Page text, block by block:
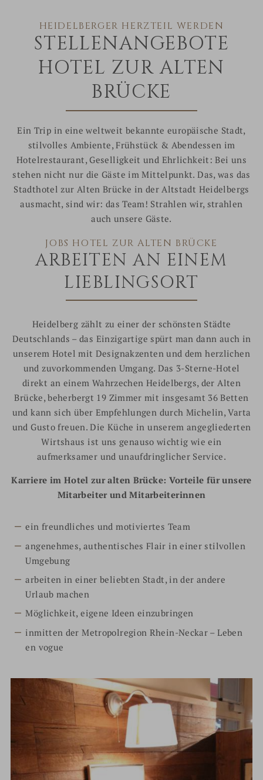
HEIDELBERGER HERZTEIL WERDEN
STELLENANGEBOTE
HOTEL ZUR ALTEN
BRÜCKE
Ein Trip in eine weltweit bekannte europäische Stadt,
stilvolles Ambiente, Frühstück & Abendessen im
Hotelrestaurant, Geselligkeit und Ehrlichkeit: Bei uns
stehen nicht nur die Gäste im Mittelpunkt. Das, was das
Stadthotel zur Alten Brücke in der Altstadt Heidelbergs
ausmacht, sind wir: das Team! Strahlen wir, strahlen
auch unsere Gäste.
JOBS HOTEL ZUR ALTEN BRÜCKE
ARBEITEN AN EINEM
LIEBLINGSORT
Heidelberg zählt zu einer der schönsten Städte
Deutschlands – das Einzigartige spürt man dann auch in
unserem Hotel mit Designakzenten und dem herzlichen
und zuvorkommenden Umgang. Das 3-Sterne-Hotel
direkt an einem Wahrzechen Heidelbergs, der Alten
Brücke, beherbergt 19 Zimmer mit insgesamt 36 Betten
und kann sich über Empfehlungen durch Michelin, Varta
und Gusto freuen. Die Küche in unserem angegliederten
Wirtshaus ist uns genauso wichtig wie ein
aufmerksamer und unaufdringlicher Service.
Karriere im Hotel zur alten Brücke: Vorteile für unsere
Mitarbeiter und Mitarbeiterinnen
ein freundliches und motiviertes Team
angenehmes, authentisches Flair in einer stilvollen
Umgebung
arbeiten in einer beliebten Stadt, in der andere
Urlaub machen
Möglichkeit, eigene Ideen einzubringen
inmitten der Metropolregion Rhein-Neckar – Leben
en vogue